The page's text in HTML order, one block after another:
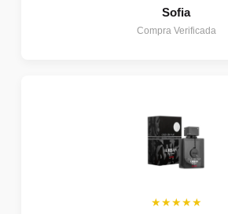
Sofia
Compra Verificada
★★★★★